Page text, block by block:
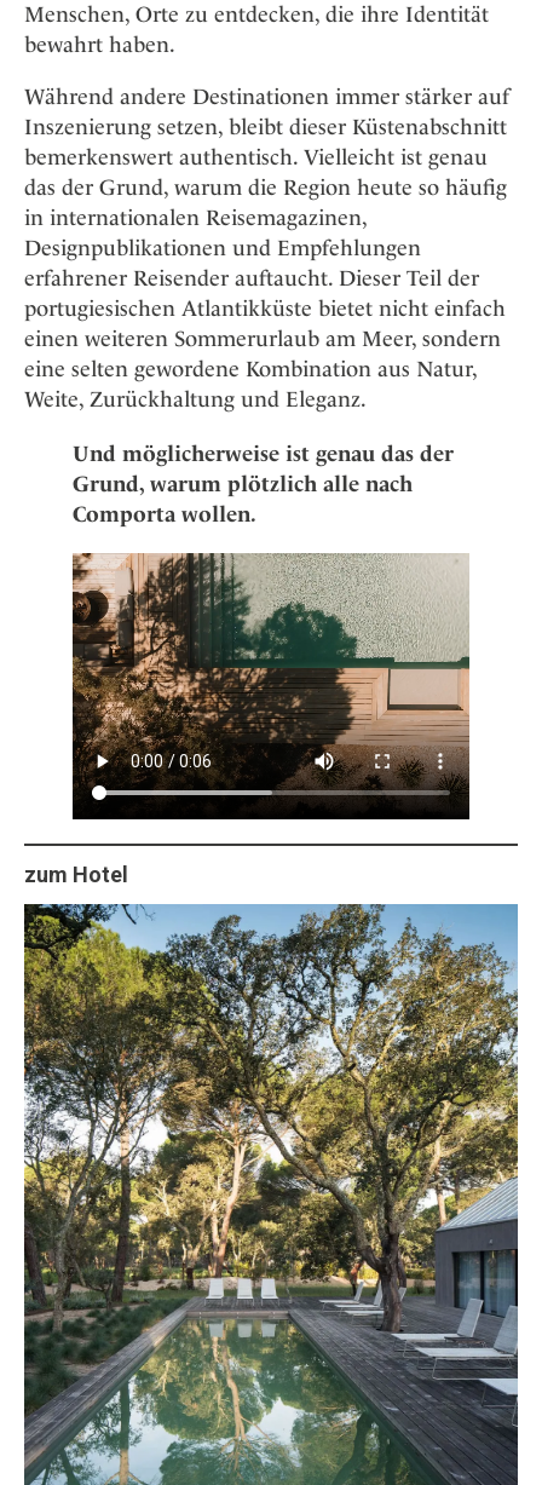
Menschen, Orte zu entdecken, die ihre Identität
bewahrt haben.
Während andere Destinationen immer stärker auf
Inszenierung setzen, bleibt dieser Küstenabschnitt
bemerkenswert authentisch. Vielleicht ist genau
das der Grund, warum die Region heute so häufig
in internationalen Reisemagazinen,
Designpublikationen und Empfehlungen
erfahrener Reisender auftaucht. Dieser Teil der
portugiesischen Atlantikküste bietet nicht einfach
einen weiteren Sommerurlaub am Meer, sondern
eine selten gewordene Kombination aus Natur,
Weite, Zurückhaltung und Eleganz.
Und möglicherweise ist genau das der
Grund, warum plötzlich alle nach
Comporta wollen.
zum Hotel